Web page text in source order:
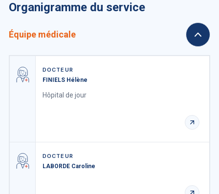
Organigramme du service
Équipe médicale
DOCTEUR
FINIELS Hélène
Hôpital de jour
DOCTEUR
LABORDE Caroline